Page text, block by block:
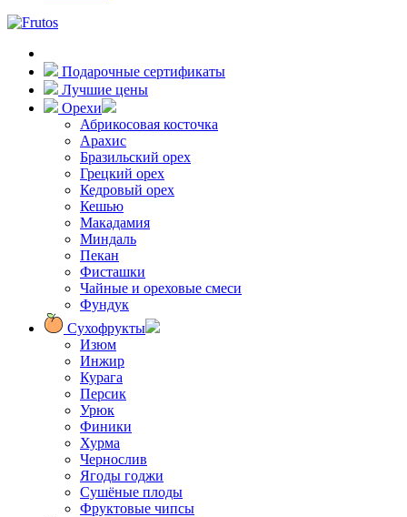
Подарочные сертификаты
Лучшие цены
Орехи
Абрикосовая косточка
Арахис
Бразильский орех
Грецкий орех
Кедровый орех
Кешью
Макадамия
Миндаль
Пекан
Фисташки
Чайные и ореховые смеси
Фундук
Сухофрукты
Изюм
Инжир
Курага
Персик
Урюк
Финики
Хурма
Чернослив
Ягоды годжи
Сушёные плоды
Фруктовые чипсы